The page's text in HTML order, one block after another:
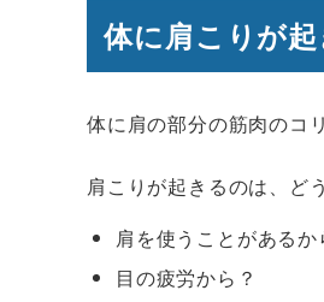
体に肩こりが
体に肩の部分の筋肉のコ
肩こりが起きるのは、ど
肩を使うことがあるか
目の疲労から？